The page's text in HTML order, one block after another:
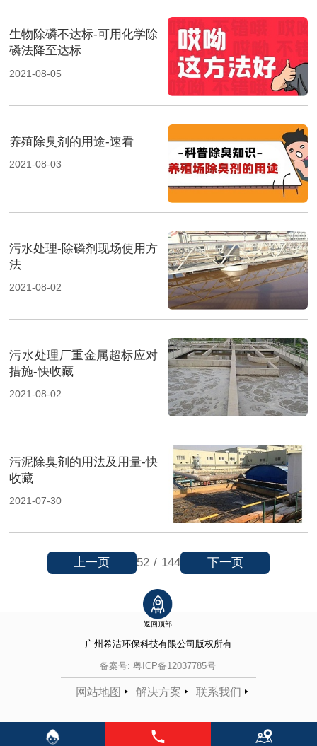
生物除磷不达标-可用化学除
磷法降至达标
2021-08-05
养殖除臭剂的用途-速看
2021-08-03
污水处理-除磷剂现场使用方
法
2021-08-02
污水处理厂重金属超标应对
措施-快收藏
2021-08-02
污泥除臭剂的用法及用量-快
收藏
2021-07-30
52 / 144
上一页 下一页
返回顶部
广州希洁环保科技有限公司 版权所有
备案号: 粤ICP备12037785号
网站地图 解决方案 联系我们